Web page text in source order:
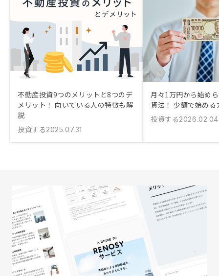
不動産投資9つのメリットと8つのデ
メリット！ 向いている人の特徴も解
説
投資する2025.07.31
月々1万円から始め
資法！ 少額で始め
投資する2026.02.04